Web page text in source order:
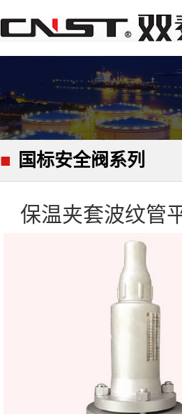
■ 国标安全阀系列
保温夹套波纹管